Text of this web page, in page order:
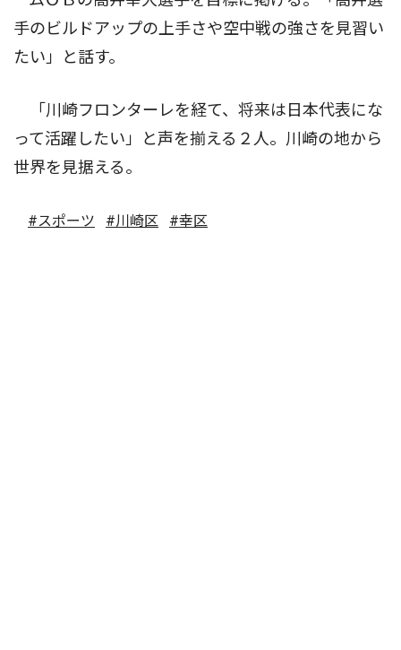
手のビルドアップの上手さや空中戦の強さを見習い
たい」と話す。
「川崎フロンターレを経て、将来は日本代表にな
って活躍したい」と声を揃える２人。川崎の地から
世界を見据える。
#スポーツ #川崎区 #幸区